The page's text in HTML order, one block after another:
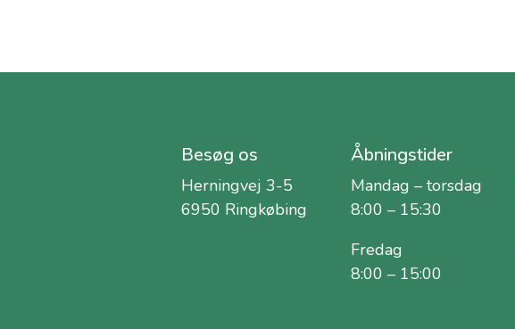
Besøg os
Herningvej 3-5
6950 Ringkøbing
Åbningstider
Mandag – torsdag
8:00 – 15:30
Fredag
8:00 – 15:00